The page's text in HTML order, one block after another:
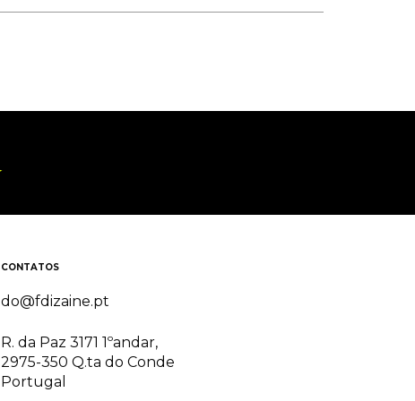
CONTATOS
do@fdizaine.pt
R. da Paz 3171 1ºandar,
2975-350 Q.ta do Conde
Portugal